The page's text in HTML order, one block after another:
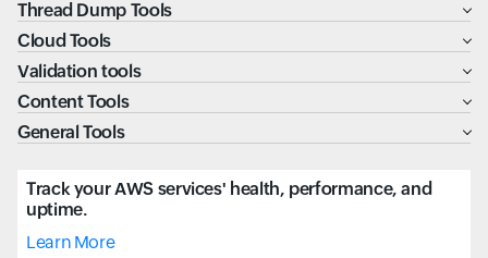
Thread Dump Tools
Cloud Tools
Validation tools
Content Tools
General Tools
Track your AWS services' health, performance, and
uptime.
Learn More